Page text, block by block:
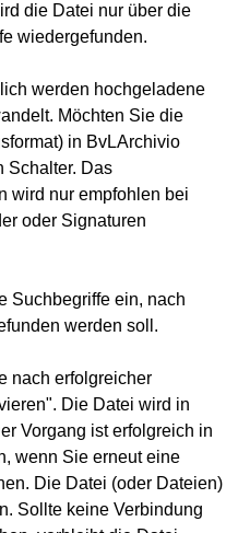
die Datei nur über die
wiedergefunden.
werden hochgeladene
Möchten Sie die
in BvLArchivio
Schalter. Das
wird nur empfohlen bei
oder Signaturen
Suchbegriffe ein, nach
werden soll.
nach erfolgreicher
Die Datei wird in
Vorgang ist erfolgreich in
wenn Sie erneut eine
Die Datei (oder Dateien)
Sollte keine Verbindung